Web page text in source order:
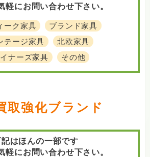
軽にお問い合わせ下さい。
ーク家具
ブランド家具
テージ家具
北欧家具
ナーズ家具
その他
取強化ブランド
はほんの一部です
軽にお問い合わせ下さい。